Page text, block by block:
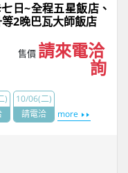
日~全程五星飯店、
2晚巴瓦大師飯店
售價 請來電洽
詢
)
10/06(二)
請電洽
more